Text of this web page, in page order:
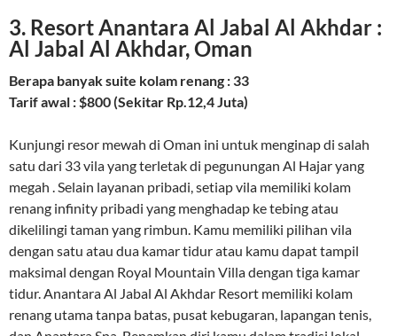
3. Resort Anantara Al Jabal Al Akhdar :
Al Jabal Al Akhdar, Oman
Berapa banyak suite kolam renang : 33
Tarif awal : $800 (Sekitar Rp.12,4 Juta)
Kunjungi resor mewah di Oman ini untuk menginap di salah
satu dari 33 vila yang terletak di pegunungan Al Hajar yang
megah . Selain layanan pribadi, setiap vila memiliki kolam
renang infinity pribadi yang menghadap ke tebing atau
dikelilingi taman yang rimbun. Kamu memiliki pilihan vila
dengan satu atau dua kamar tidur atau kamu dapat tampil
maksimal dengan Royal Mountain Villa dengan tiga kamar
tidur. Anantara Al Jabal Al Akhdar Resort memiliki kolam
renang utama tanpa batas, pusat kebugaran, lapangan tenis,